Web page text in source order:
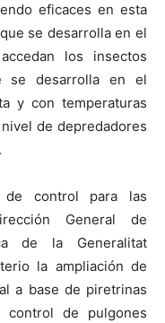
eficaces en esta
se desarrolla en el
los insectos
se desarrolla en el
y con temperaturas
de depredadores
control para las
General de
de la Generalitat
la ampliación de
a base de piretrinas
control de pulgones